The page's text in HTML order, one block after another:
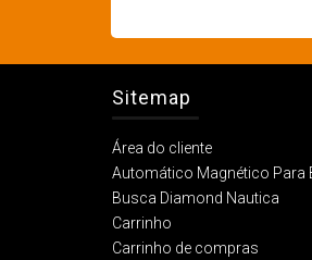
Sitemap
Área do cliente
Automático Magnético Para
Busca Diamond Nautica
Carrinho
Carrinho de compras